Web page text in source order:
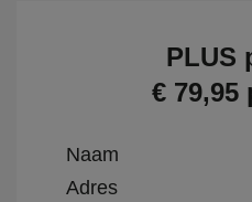
PLUS
€ 79,95
Naam
Adres